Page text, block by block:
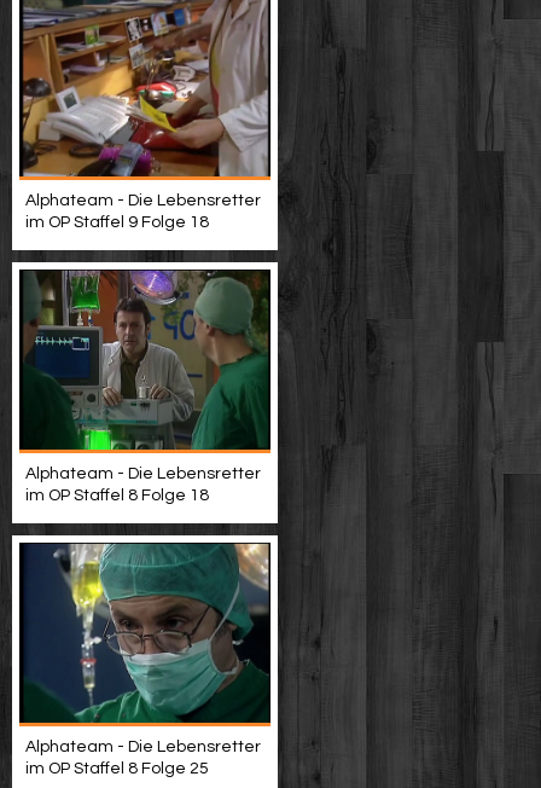
Alphateam - Die Lebensretter
im OP Staffel 9 Folge 18
Alphateam - Die Lebensretter
im OP Staffel 8 Folge 18
Alphateam - Die Lebensretter
im OP Staffel 8 Folge 25